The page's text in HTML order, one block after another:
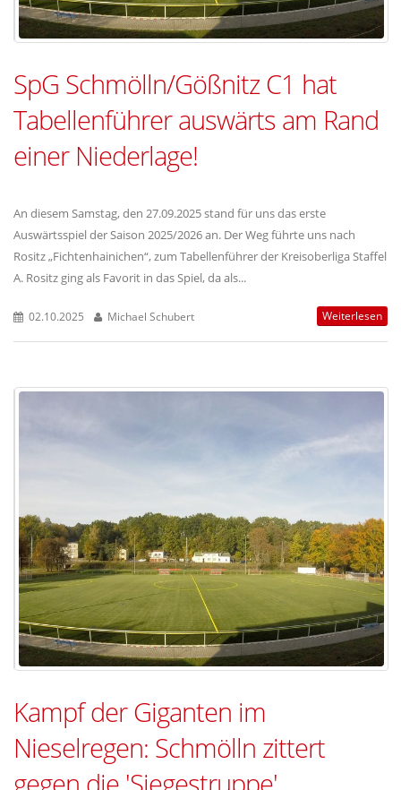
SpG Schmölln/Gößnitz C1 hat
Tabellenführer auswärts am Rand
einer Niederlage!
An diesem Samstag, den 27.09.2025 stand für uns das erste
Auswärtsspiel der Saison 2025/2026 an. Der Weg führte uns nach
Rositz „Fichtenhainichen“, zum Tabellenführer der Kreisoberliga Staffel
A. Rositz ging als Favorit in das Spiel, da als...
02.10.2025 Michael Schubert Weiterlesen
Kampf der Giganten im
Nieselregen: Schmölln zittert